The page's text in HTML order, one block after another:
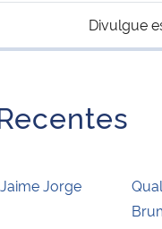
Divulgue
Jorge